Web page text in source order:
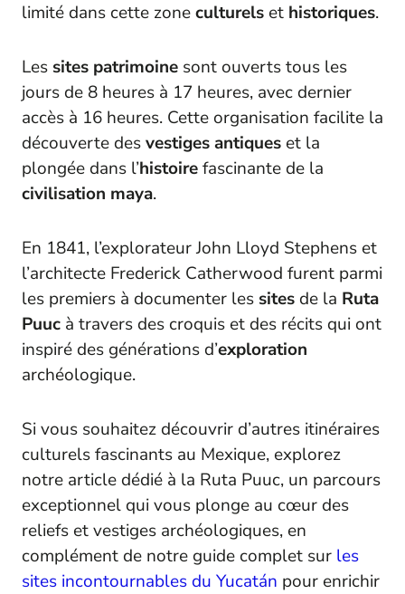
limité dans cette zoneculturels et historiques.
Les sites patrimoine sont ouverts tous les
jours de 8 heures à 17 heures, avec dernier
accès à 16 heures. Cette organisation facilite la
découverte desvestigesantiques et la
plongée dans l’histoirefascinante de la
civilisation maya.
En 1841, l’explorateur John Lloyd Stephens et
l’architecte Frederick Catherwood furent parmi
les premiers à documenter les sites de la Ruta
Puuc à travers des croquis et des récits qui ont
inspiré des générations d’exploration
archéologique.
Si vous souhaitez découvrir d’autres itinéraires
culturels fascinants au Mexique, explorez
notre article dédié à la Ruta Puuc, un parcours
exceptionnel qui vous plonge au cœur des
reliefs et vestiges archéologiques, en
complément de notre guide complet sur les
sites incontournables du Yucatán pour enrichir